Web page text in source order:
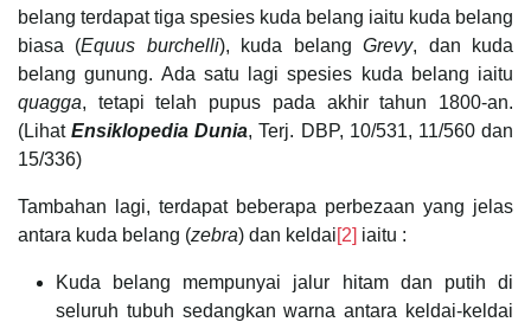
belang terdapat tiga spesies kuda belang iaitu kuda belang
biasa (Equus burchelli), kuda belangGrevy, dan kuda
belang gunung. Ada satu lagi spesies kuda belang iaitu
quagga, tetapi telah pupus pada akhir tahun 1800-an.
(LihatEnsiklopedia Dunia, Terj. DBP, 10/531, 11/560 dan
15/336)
Tambahan lagi, terdapat beberapa perbezaan yang jelas
antara kuda belang (zebra) dan keldai[2] iaitu :
Kuda belang mempunyai jalur hitam dan putih di
seluruh tubuh sedangkan warna antara keldai-keldai